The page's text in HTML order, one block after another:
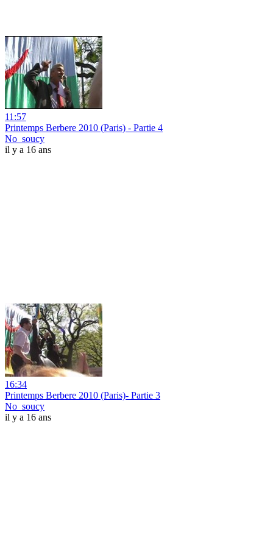
11:57
Printemps Berbere 2010 (Paris) - Partie 4
No_soucy
il y a 16 ans
16:34
Printemps Berbere 2010 (Paris)- Partie 3
No_soucy
il y a 16 ans